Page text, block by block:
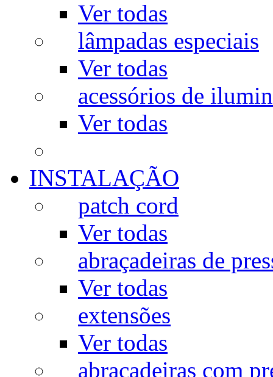
Ver todas
lâmpadas especiais
Ver todas
acessórios de
Ver todas
INSTALAÇÃO
patch cord
Ver todas
abraçadeiras de
Ver todas
extensões
Ver todas
abraçadeiras com